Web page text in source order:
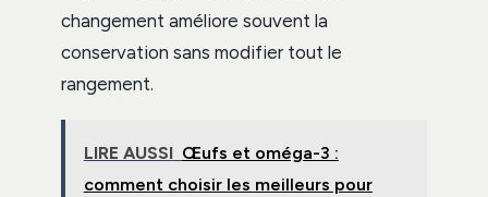
changement améliore souvent la
conservation sans modifier tout le
rangement.
LIRE AUSSI Œufs et oméga-3 :
comment choisir les meilleurs pour